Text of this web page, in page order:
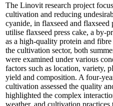
The Linovit research project
cultivation and reducing
cyanide, in flaxseed and flaxseed
utilise flaxseed press cake, a by-
as a high-quality protein and
the cultivation sector, both
were examined under various
factors such as location, variety,
yield and composition. A four-
cultivation assessed the quality
highlighted the complex
weather, and cultivation